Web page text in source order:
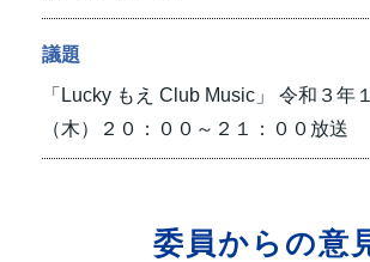
議題
「Lucky もえ Club Music」
令和３年
（木）２０：００～２１：００放送
委員からの意